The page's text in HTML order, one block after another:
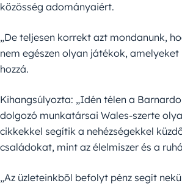
közösség adományaiért.
„De teljesen korrekt azt mondanunk,
nem egészen olyan játékok, amelyeket
hozzá.
Kihangsúlyozta: „Idén télen a
dolgozó munkatársai Wales-szerte
cikkekkel segítik a nehézségekkel
családokat, mint az élelmiszer és a
„Az üzleteinkből befolyt pénz segít